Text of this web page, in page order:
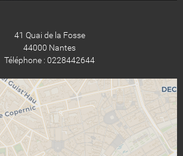
41 Quai de la Fosse
44000 Nantes
Téléphone : 0228442644